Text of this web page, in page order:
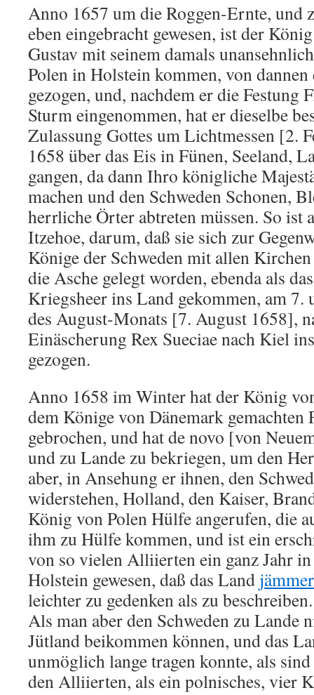
Anno 1657 um die Roggen-Ernte, und
eben eingebracht gewesen, ist der
Gustav mit seinem damals
Polen in Holstein kommen, von
gezogen, und, nachdem er die Festung
Sturm eingenommen, hat er dieselbe
Zulassung Gottes um Lichtmessen [2.
1658 über das Eis in Fünen, Seeland,
gangen, da dann Ihro königliche
machen und den Schweden Schonen,
herrliche Örter abtreten müssen. So ist
Itzehoe, darum, daß sie sich zur
Könige der Schweden mit allen
die Asche gelegt worden, ebenda als
Kriegsheer ins Land gekommen, am 7.
des August-Monats [7. August 1658],
Einäscherung Rex Sueciae nach Kiel
gezogen.
Anno 1658 im Winter hat der König
dem Könige von Dänemark gemachten
gebrochen, und hat de novo [von
und zu Lande zu bekriegen, um den
aber, in Ansehung er ihnen, den
widerstehen, Holland, den Kaiser,
König von Polen Hülfe angerufen, die
ihm zu Hülfe kommen, und ist ein
von so vielen Alliierten ein ganz Jahr
Holstein gewesen, daß das Land
leichter zu gedenken als zu beschreiben.
Als man aber den Schweden zu Lande
Jütland beikommen können, und das
unmöglich lange tragen konnte, als
den Alliierten, als ein polnisches, vier